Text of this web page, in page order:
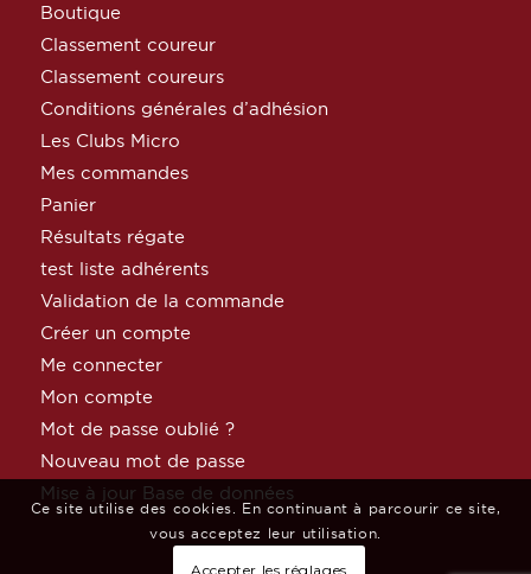
Boutique
Classement coureur
Classement coureurs
Conditions générales d’adhésion
Les Clubs Micro
Mes commandes
Panier
Résultats régate
test liste adhérents
Validation de la commande
Créer un compte
Me connecter
Mon compte
Mot de passe oublié ?
Nouveau mot de passe
Mise à jour Base de données
Ce site utilise des cookies. En continuant à parcourir ce site,
vous acceptez leur utilisation.
Accepter les réglages